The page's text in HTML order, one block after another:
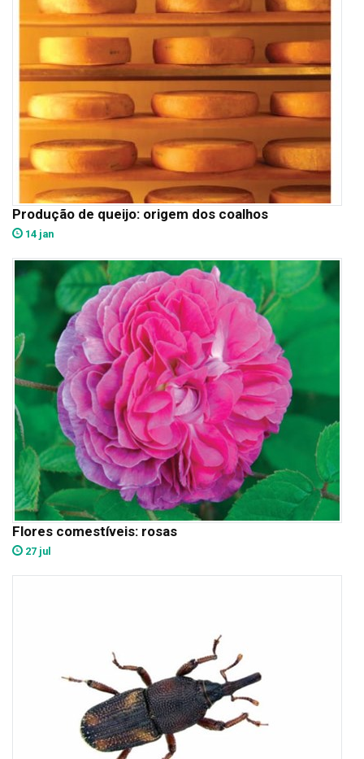
Produção de queijo: origem dos coalhos
14 jan
Flores comestíveis: rosas
27 jul